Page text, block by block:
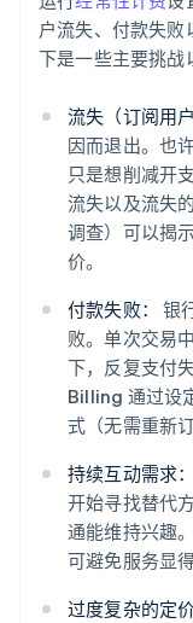
户流失、付款失败
下是一些主要挑战
流失（订阅用
因而退出。也
只是想削减开
流失以及流失
调查）可以揭
价。
付款失败：
银
败。单次交易
下，反复支付
Billing 通过设
式（无需重新
持续互动需求：
开始寻找替代
通能维持兴趣
可避免服务显
过度复杂的定价